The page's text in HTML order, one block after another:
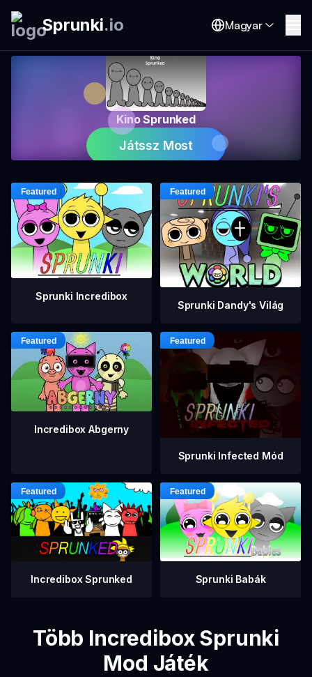
Sprunki.io Magyar
Kino Sprunked
Játssz Most
Sprunki Incredibox
Sprunki Dandy's Világ
Incredibox Abgerny
Sprunki Infected Mód
Incredibox Sprunked Sprunki Babák
Több Incredibox Sprunki
Mod Játék